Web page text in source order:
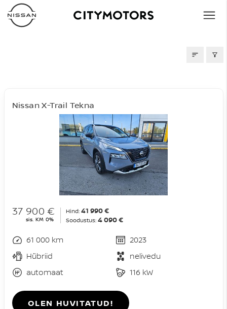
Nissan X-Trail Tekna
37 900 €
sis. KM 0%
Hind: 41 990 €
Soodustus: 4 090 €
61 000 km
2023
Hübriid
nelivedu
automaat
116 kW
OLEN HUVITATUD!